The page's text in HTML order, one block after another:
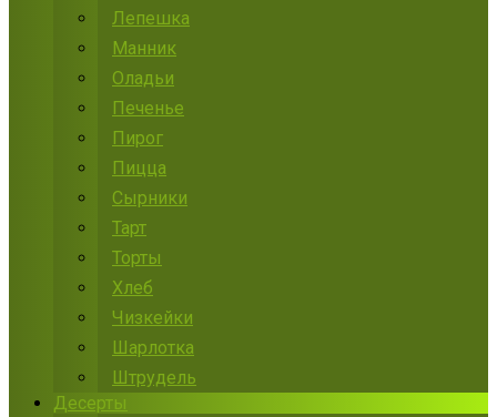
Лепешка
Манник
Оладьи
Печенье
Пирог
Пицца
Сырники
Тарт
Торты
Хлеб
Чизкейки
Шарлотка
Штрудель
Десерты